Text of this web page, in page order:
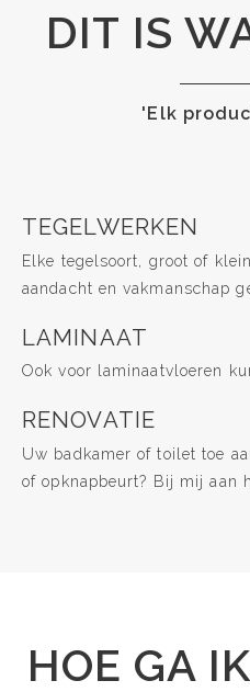
DIT IS
'Elk
TEGELWERKEN
Elke tegelsoort, groot of
aandacht en vakmanschap
LAMINAAT
Ook voor laminaatvloeren
RENOVATIE
Uw badkamer of toilet toe
of opknapbeurt? Bij mij aan
HOE GA